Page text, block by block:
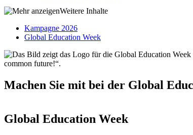
Weitere Inhalte
Hauptnavigation-
deepest
Kampagne 2026
Global Education Week
Machen Sie mit bei der Global
Global Education Week